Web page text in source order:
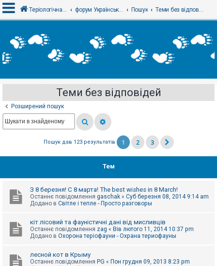
х
і
е
с
т
р
я
е
и
з
Теріологічна школа форум Українського теріологічного товариства Пошук Теми без відповідей
Теми без відповідей
Розширений пошук
Пошук дав 123 результатів 1 2 3
Тем
З 8 березня! С 8 марта! The best wishes in 8 March!
Останнє повідомлення gaschak « Суб березня 08, 2014 9:14 am
Додано в Світле і тепле - Просто разговоры
кіт лісовий та фауністичні дані від мисливців
Останнє повідомлення zag « Вів лютого 11, 2014 10:37 pm
Додано в Охорона теріофауни - Охрана териофауны
лесной кот в Крыму
Останнє повідомлення PG « Пон грудня 09, 2013 8:23 pm